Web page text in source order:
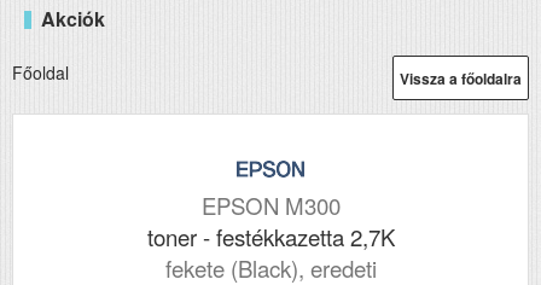
Akciók
Vissza a főoldalra
Főoldal
EPSON M300
toner - festékkazetta 2,7K
fekete (Black), eredeti